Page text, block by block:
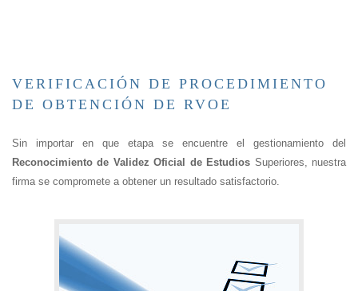
VERIFICACIÓN DE PROCEDIMIENTO
DE OBTENCIÓN DE RVOE
Sin importar en que etapa se encuentre el gestionamiento del
Reconocimiento de Validez Oficial de Estudios Superiores, nuestra
firma se compromete a obtener un resultado satisfactorio.